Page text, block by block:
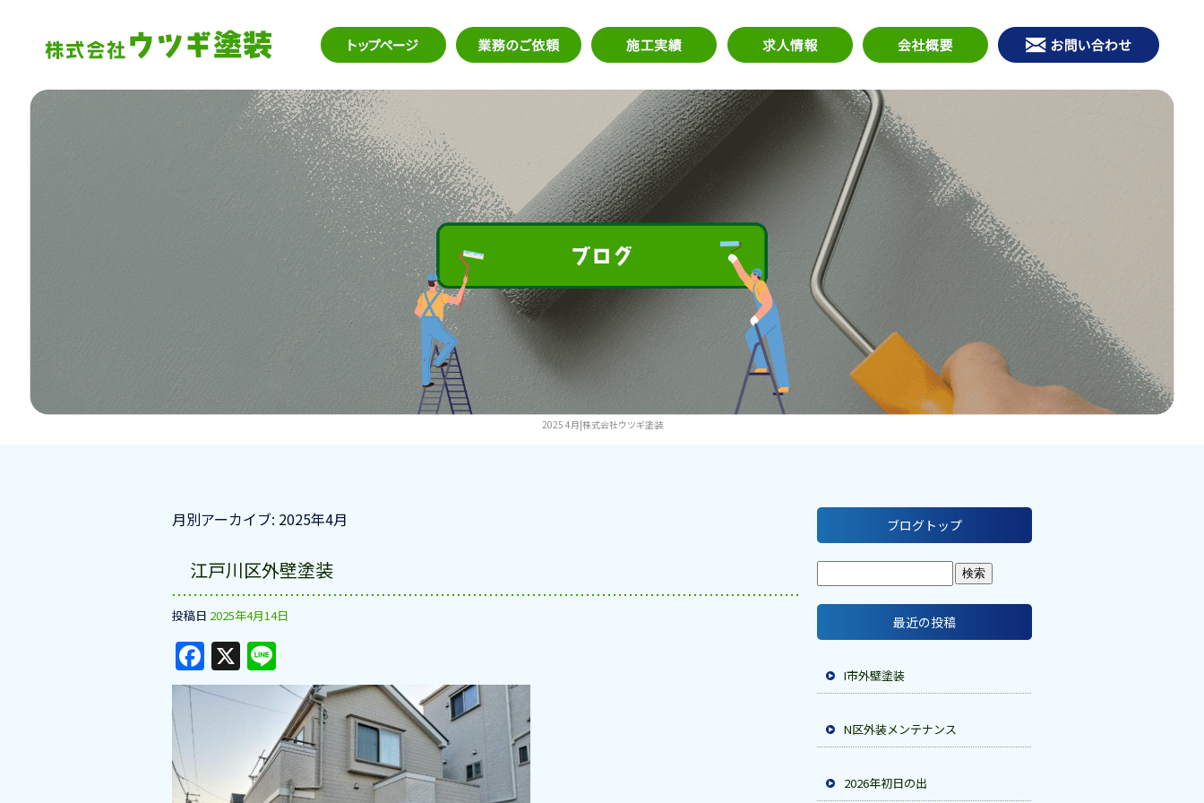
2025 4月|株式会社ウツギ塗装
月別アーカイブ: 2025年4月
江戸川区外壁塗装
投稿日 2025年4月14日
F
a
X
n
e
ブログトップ
最近の投稿
I市外壁塗装
N区外装メンテナンス
2026年初日の出